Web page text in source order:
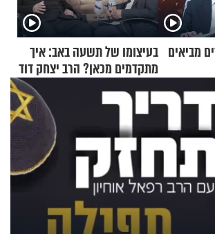
מביאים בעיצומו של תשעה באב: איך
מתקדמים מכאן? הרב יצחק דוד
גרוסמן בשיחה מיוחדת